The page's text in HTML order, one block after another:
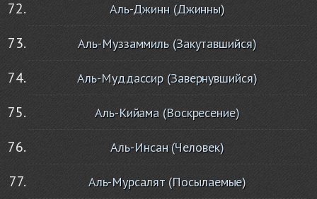
Аль-Джинн (Джинны)
Аль-Муззаммиль (Закутавшийся)
Аль-Муддассир (Завернувшийся)
Аль-Кийама (Воскресение)
Аль-Инсан (Человек)
Аль-Мурсалят (Посылаемые)